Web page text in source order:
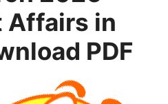
Affairs in
PDF